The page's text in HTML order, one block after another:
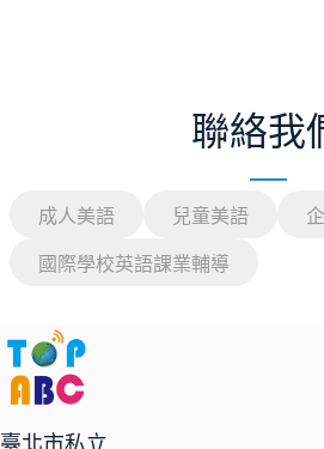
聯絡我
成人美語 兒童美語
國際學校英語課業輔導
臺北市私立